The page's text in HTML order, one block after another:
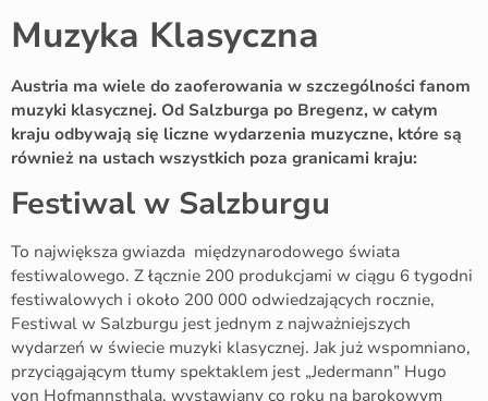
Muzyka Klasyczna
Austria ma wiele do zaoferowania w szczególności fanom
muzyki klasycznej. Od Salzburga po Bregenz, w całym
kraju odbywają się liczne wydarzenia muzyczne, które są
również na ustach wszystkich poza granicami kraju:
Festiwal w Salzburgu
To największa gwiazda międzynarodowego świata
festiwalowego. Z łącznie 200 produkcjami w ciągu 6 tygodni
festiwalowych i około 200 000 odwiedzających rocznie,
Festiwal w Salzburgu jest jednym z najważniejszych
wydarzeń w świecie muzyki klasycznej. Jak już wspomniano,
przyciągającym tłumy spektaklem jest „Jedermann” Hugo
von Hofmannsthala, wystawiany co roku na barokowym